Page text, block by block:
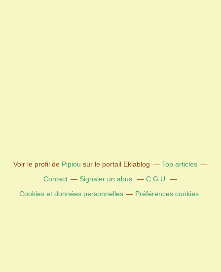
Voir le profil de Pipiou sur le portail Eklablog
Top articles
Contact
Signaler un abus
C.G.U.
Cookies et données personnelles
Préférences cookies